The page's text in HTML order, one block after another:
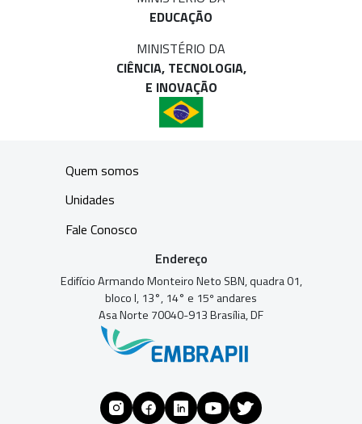
EDUCAÇÃO
MINISTÉRIO DA
CIÊNCIA, TECNOLOGIA,
E INOVAÇÃO
Quem somos
Unidades
Fale Conosco
Endereço
Edifício Armando Monteiro Neto SBN, quadra 01,
bloco I, 13°, 14° e 15º andares
Asa Norte 70040-913 Brasília, DF